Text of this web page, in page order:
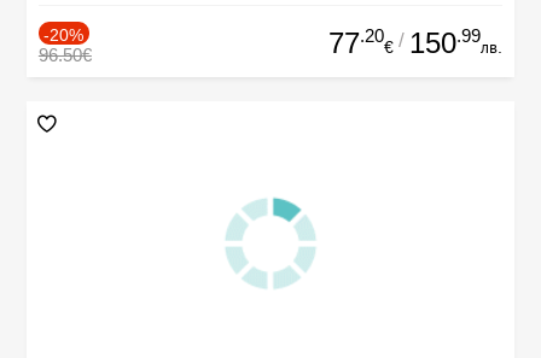
-20%
96.50€ 77.20
€ / 150.99
лв.